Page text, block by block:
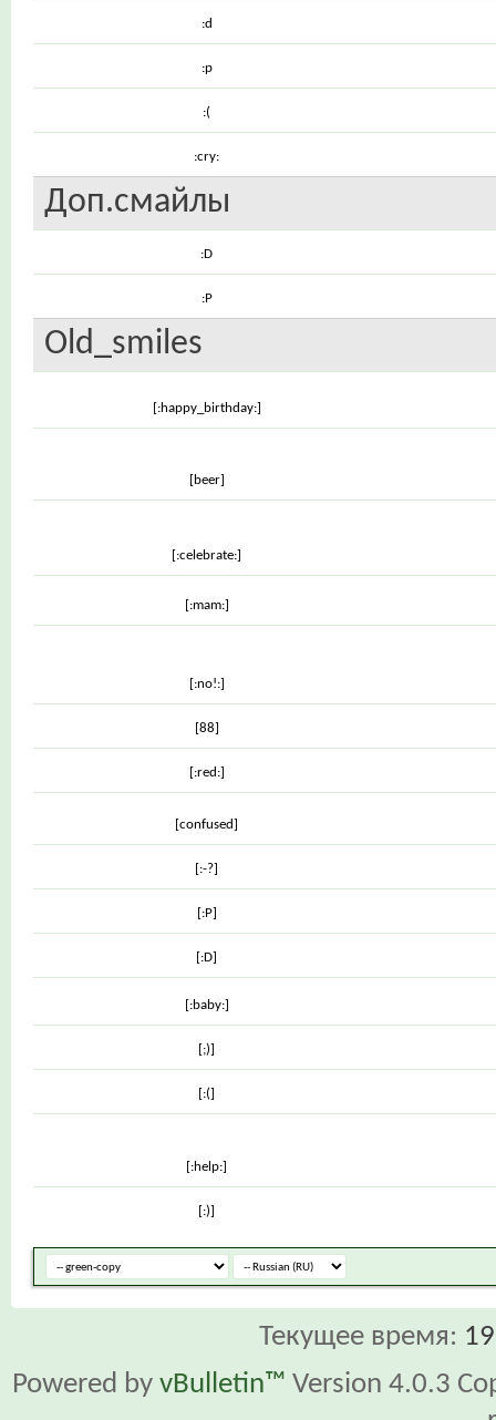
:d
:p
:(
:cry:
Доп.смайлы
:D
:P
Old_smiles
[:happy_birthday:]
[beer]
[:celebrate:]
[:mam:]
[:no!:]
[88]
[:red:]
[confused]
[:-?]
[:P]
[:D]
[:baby:]
[;)]
[:(]
[:help:]
[:)]
Текущее время:
Powered by vBulletin™ Version 4.0.3